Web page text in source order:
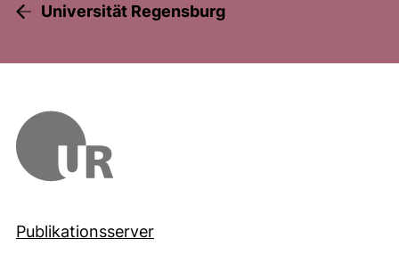
Universität Regensburg
Publikationsserver